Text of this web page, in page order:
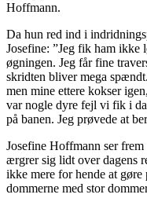
Hoffmann.
Da hun red ind i
Josefine: ”Jeg fik ham ikke
øgningen. Jeg får fine
skridten bliver mega
men mine ettere kokser
var nogle dyre fejl vi fik i
på banen. Jeg prøvede at
Josefine Hoffmann ser
ærgrer sig lidt over dagens
ikke mere for hende at gøre
dommerne med stor